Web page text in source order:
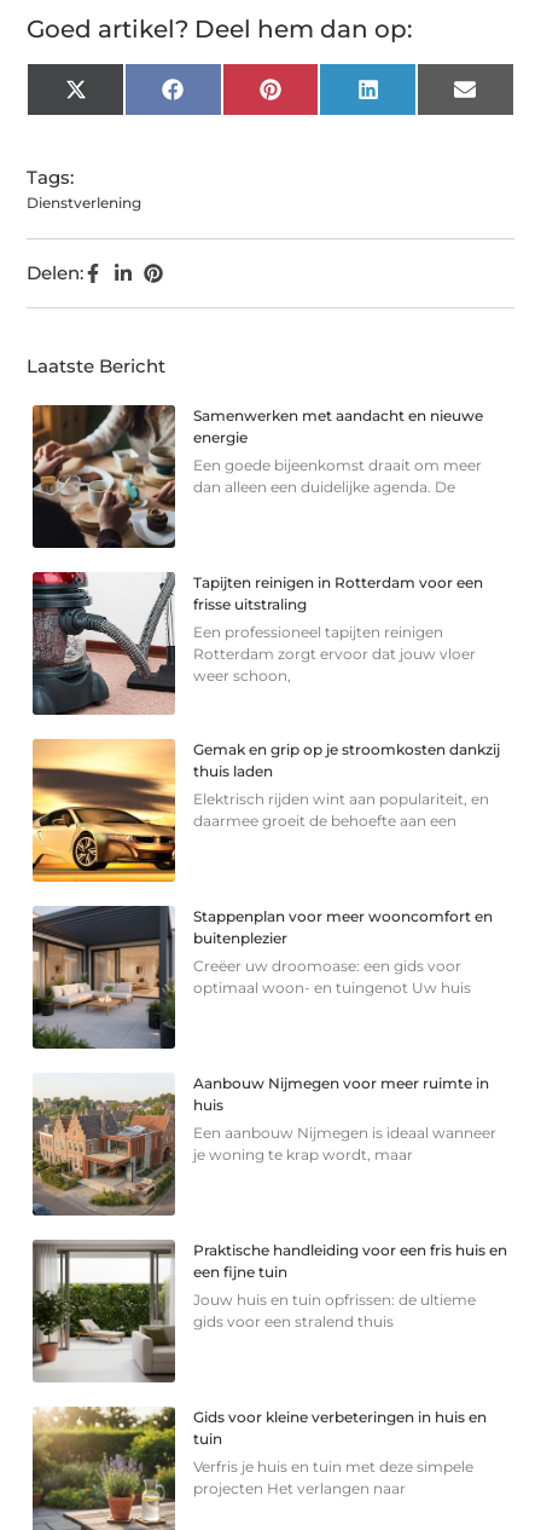
Goed artikel? Deel hem dan op:
X
(Twitter)
FacebookPinterest LinkedIn Email
Tags:
Dienstverlening
Delen:
Laatste Bericht
Samenwerken met aandacht en nieuwe
energie
Een goede bijeenkomst draait om meer
dan alleen een duidelijke agenda. De
Tapijten reinigen in Rotterdam voor een
frisse uitstraling
Een professioneel tapijten reinigen
Rotterdam zorgt ervoor dat jouw vloer
weer schoon,
Gemak en grip op je stroomkosten dankzij
thuis laden
Elektrisch rijden wint aan populariteit, en
daarmee groeit de behoefte aan een
Stappenplan voor meer wooncomfort en
buitenplezier
Creëer uw droomoase: een gids voor
optimaal woon- en tuingenot Uw huis
Aanbouw Nijmegen voor meer ruimte in
huis
Een aanbouw Nijmegen is ideaal wanneer
je woning te krap wordt, maar
Praktische handleiding voor een fris huis en
een fijne tuin
Jouw huis en tuin opfrissen: de ultieme
gids voor een stralend thuis
Gids voor kleine verbeteringen in huis en
tuin
Verfris je huis en tuin met deze simpele
projecten Het verlangen naar